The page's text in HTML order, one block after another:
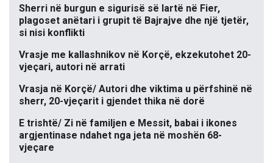
Sherri në burgun e sigurisë së lartë në Fier,
plagoset anëtari i grupit të Bajrajve dhe një tjetër,
si nisi konflikti
Vrasje me kallashnikov në Korçë, ekzekutohet 20-
vjeçari, autori në arrati
Vrasja në Korçë/ Autori dhe viktima u përfshinë në
sherr, 20-vjeçarit i gjendet thika në dorë
E trishtë/ Zi në familjen e Messit, babai i ikones
argjentinase ndahet nga jeta në moshën 68-
vjeçare